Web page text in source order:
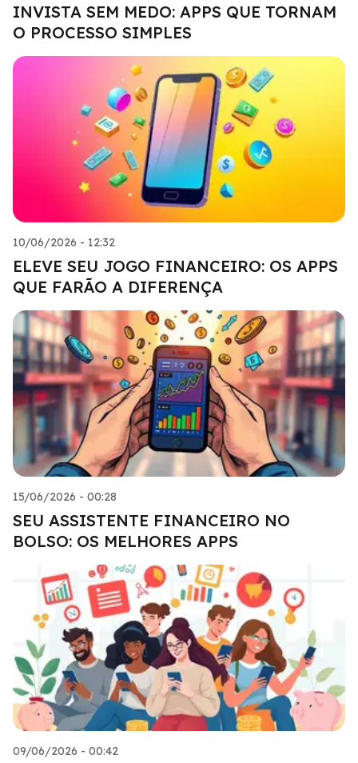
INVISTA SEM MEDO: APPS QUE TORNAM
O PROCESSO SIMPLES
10/06/2026 - 12:32
ELEVE SEU JOGO FINANCEIRO: OS APPS
QUE FARÃO A DIFERENÇA
15/06/2026 - 00:28
SEU ASSISTENTE FINANCEIRO NO
BOLSO: OS MELHORES APPS
09/06/2026 - 00:42